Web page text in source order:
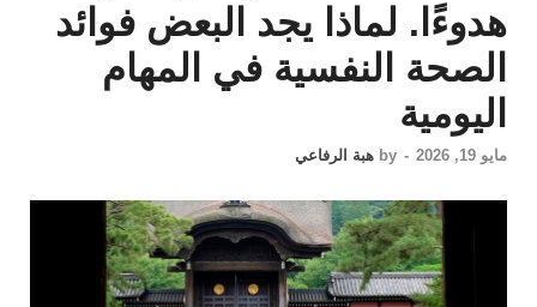
هدوءًا. لماذا يجد البعض فوائد
الصحة النفسية في المهام
اليومية
مايو 19, 2026 -
by هبة الرفاعي